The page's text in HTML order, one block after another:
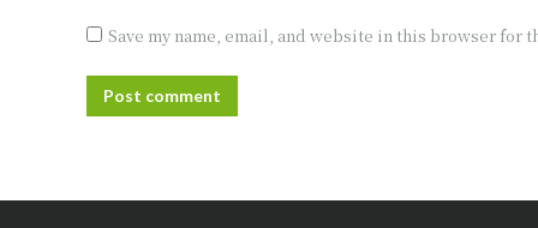
Save my name, email, and website in this browser for
Post comment